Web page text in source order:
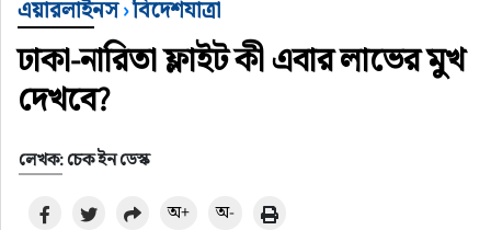
হোটেল-মোটেল-রিসোর্ট
বিদেশযাত্রা
প্রবাস
এয়ারলাইনস›বিদেশযাত্রা
ঢাকা-নারিতা ফ্লাইট কী এবার লাভের মুখ
দেখবে?
লেখক: চেক ইন ডেস্ক
অ+ অ-